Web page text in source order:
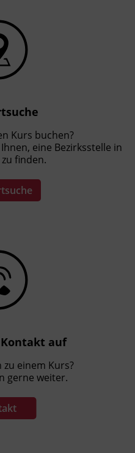
Kurs buchen?
eine Bezirksstelle in
finden.
auf
zu einem Kurs?
gerne weiter.